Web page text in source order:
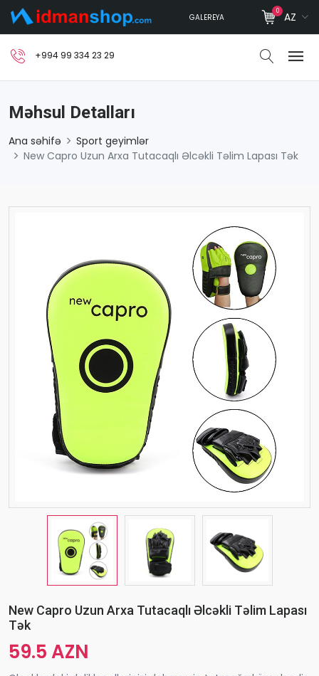
GALEREYA
0 AZ
+994 99 334 23 29
Məhsul Detalları
Ana səhifə
Sport geyimlər
New Capro Uzun Arxa Tutacaqlı Əlcəkli Təlim Lapası Tək
New Capro Uzun Arxa Tutacaqlı Əlcəkli Təlim Lapası
Tək
59.5 AZN